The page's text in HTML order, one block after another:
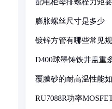
配电柜母排螺栓力矩
膨胀螺丝尺寸是多少
镀锌方管有哪些常见
D400球墨铸铁井盖重
覆膜砂的耐高温性能
RU7088R功率